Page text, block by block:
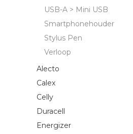
USB-A > Mini USB
Smartphonehouder
Stylus Pen
Verloop
Alecto
Calex
Celly
Duracell
Energizer